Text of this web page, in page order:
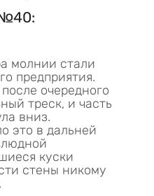
молнии стали
предприятия.
очередного
треск, и часть
вниз.
это в дальней
куски
стены никому